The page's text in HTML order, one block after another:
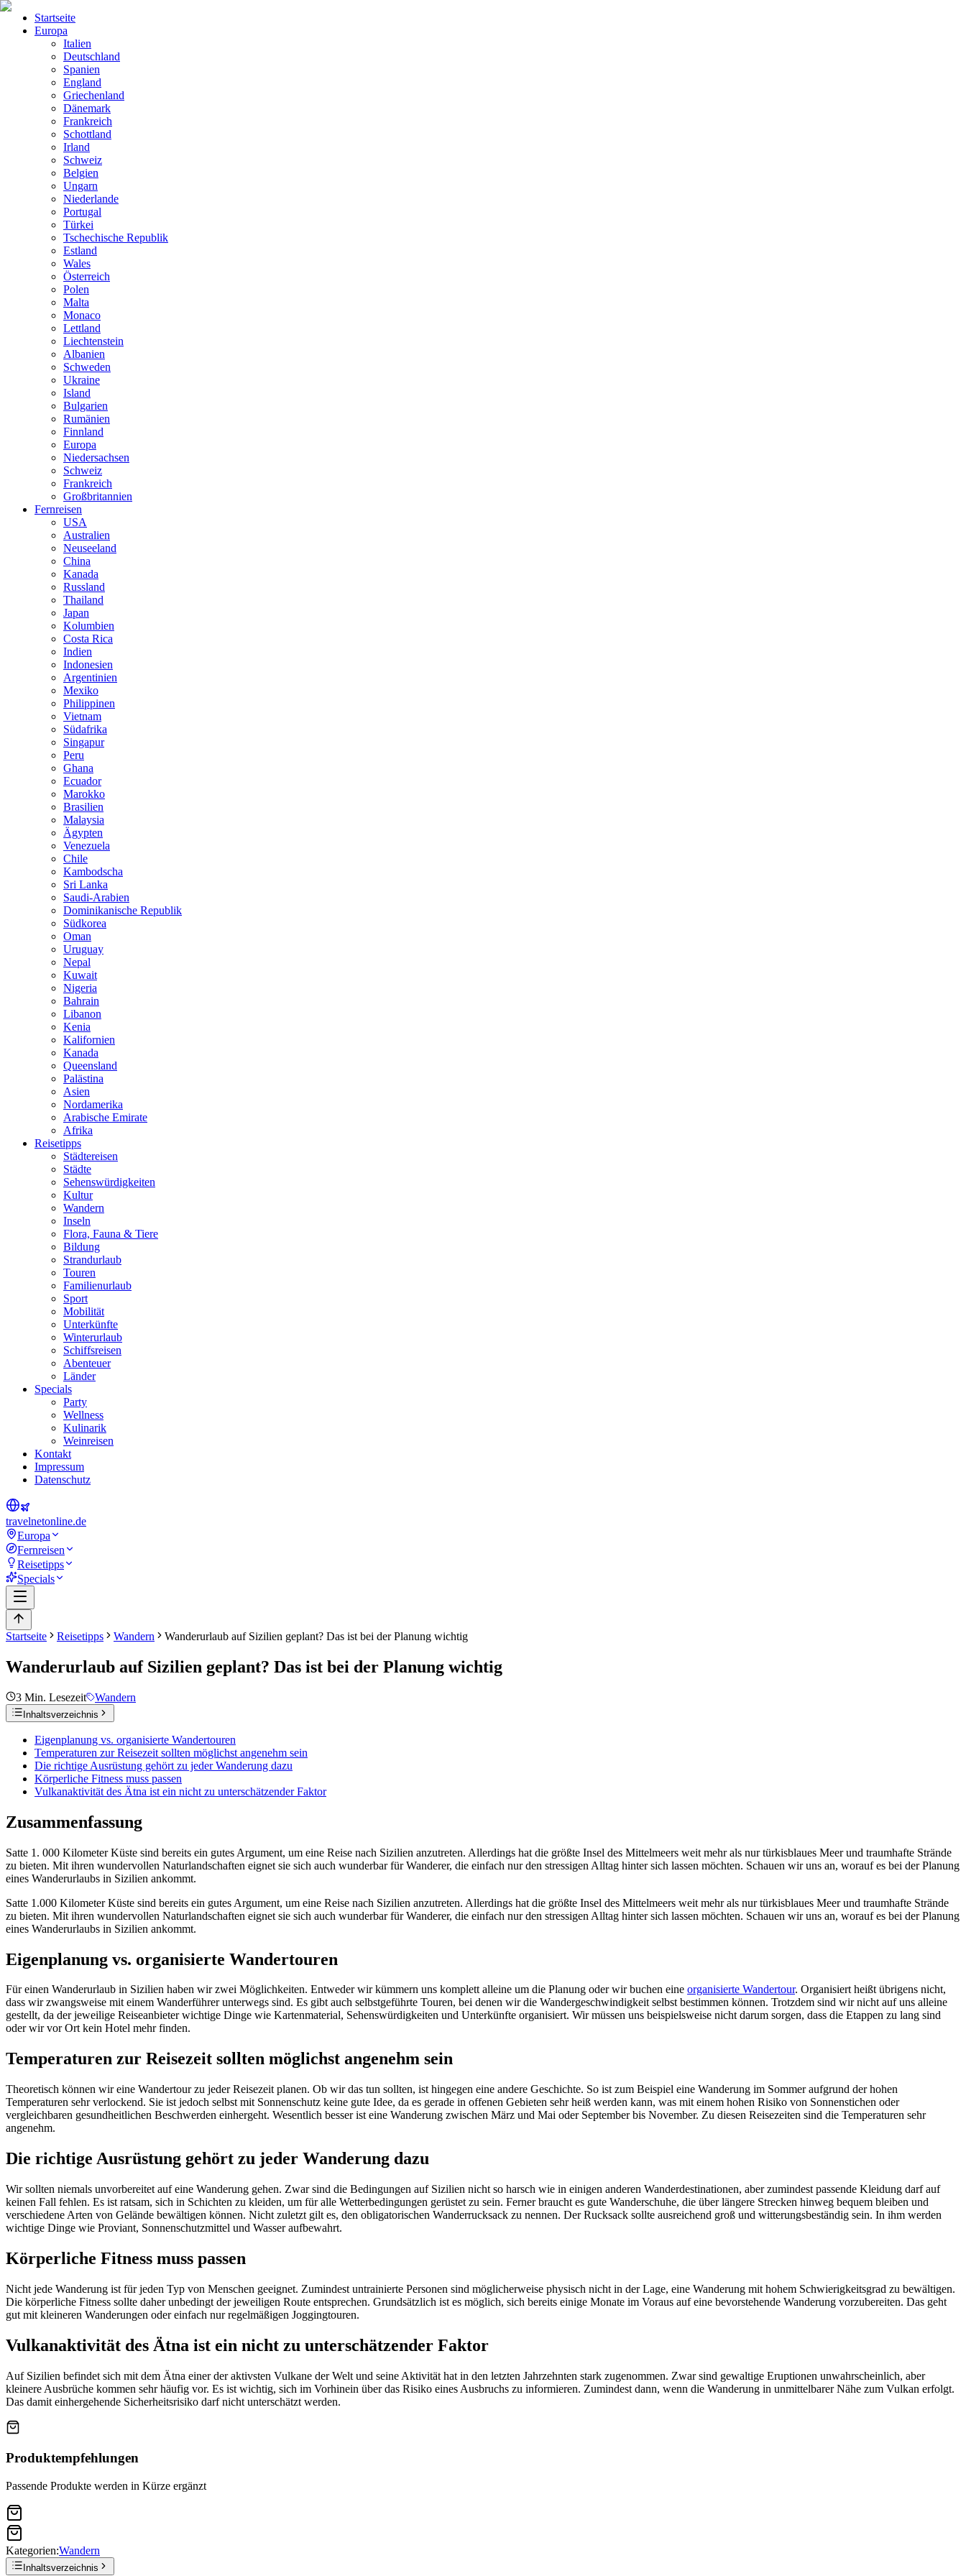
Startseite
Europa
Italien
Deutschland
Spanien
England
Griechenland
Dänemark
Frankreich
Schottland
Irland
Schweiz
Belgien
Ungarn
Niederlande
Portugal
Türkei
Tschechische Republik
Estland
Wales
Österreich
Polen
Malta
Monaco
Lettland
Liechtenstein
Albanien
Schweden
Ukraine
Island
Bulgarien
Rumänien
Finnland
Europa
Niedersachsen
Schweiz
Frankreich
Großbritannien
Fernreisen
USA
Australien
Neuseeland
China
Kanada
Russland
Thailand
Japan
Kolumbien
Costa Rica
Indien
Indonesien
Argentinien
Mexiko
Philippinen
Vietnam
Südafrika
Singapur
Peru
Ghana
Ecuador
Marokko
Brasilien
Malaysia
Ägypten
Venezuela
Chile
Kambodscha
Sri Lanka
Saudi-Arabien
Dominikanische Republik
Südkorea
Oman
Uruguay
Nepal
Kuwait
Nigeria
Bahrain
Libanon
Kenia
Kalifornien
Kanada
Queensland
Palästina
Asien
Nordamerika
Arabische Emirate
Afrika
Reisetipps
Städtereisen
Städte
Sehenswürdigkeiten
Kultur
Wandern
Inseln
Flora, Fauna & Tiere
Bildung
Strandurlaub
Touren
Familienurlaub
Sport
Mobilität
Unterkünfte
Winterurlaub
Schiffsreisen
Abenteuer
Länder
Specials
Party
Wellness
Kulinarik
Weinreisen
Kontakt
Impressum
Datenschutz
travelnetonline.de
Europa
Fernreisen
Reisetipps
Specials
Startseite Reisetipps Wandern Wanderurlaub auf Sizilien geplant? Das ist bei der Planung wichtig
Wanderurlaub auf Sizilien geplant? Das ist bei der Planung wichtig
3 Min. Lesezeit Wandern
Inhaltsverzeichnis
Eigenplanung vs. organisierte Wandertouren
Temperaturen zur Reisezeit sollten möglichst angenehm sein
Die richtige Ausrüstung gehört zu jeder Wanderung dazu
Körperliche Fitness muss passen
Vulkanaktivität des Ätna ist ein nicht zu unterschätzender Faktor
Zusammenfassung
Satte 1. 000 Kilometer Küste sind bereits ein gutes Argument, um eine Reise nach Sizilien anzutreten. Allerdings hat die größte Insel des Mittelmeers weit mehr als nur türkisblaues Meer und traumhafte Strände
zu bieten. Mit ihren wundervollen Naturlandschaften eignet sie sich auch wunderbar für Wanderer, die einfach nur den stressigen Alltag hinter sich lassen möchten. Schauen wir uns an, worauf es bei der Planung
eines Wanderurlaubs in Sizilien ankommt.
Satte 1.000 Kilometer Küste sind bereits ein gutes Argument, um eine Reise nach Sizilien anzutreten. Allerdings hat die größte Insel des Mittelmeers weit mehr als nur türkisblaues Meer und traumhafte Strände
zu bieten. Mit ihren wundervollen Naturlandschaften eignet sie sich auch wunderbar für Wanderer, die einfach nur den stressigen Alltag hinter sich lassen möchten. Schauen wir uns an, worauf es bei der Planung
eines Wanderurlaubs in Sizilien ankommt.
Eigenplanung vs. organisierte Wandertouren
Für einen Wanderurlaub in Sizilien haben wir zwei Möglichkeiten. Entweder wir kümmern uns komplett alleine um die Planung oder wir buchen eine organisierte Wandertour. Organisiert heißt übrigens nicht,
dass wir zwangsweise mit einem Wanderführer unterwegs sind. Es gibt auch selbstgeführte Touren, bei denen wir die Wandergeschwindigkeit selbst bestimmen können. Trotzdem sind wir nicht auf uns alleine
gestellt, da der jeweilige Reiseanbieter wichtige Dinge wie Kartenmaterial, Sehenswürdigkeiten und Unterkünfte organisiert. Wir müssen uns beispielsweise nicht darum sorgen, dass die Etappen zu lang sind
oder wir vor Ort kein Hotel mehr finden.
Temperaturen zur Reisezeit sollten möglichst angenehm sein
Theoretisch können wir eine Wandertour zu jeder Reisezeit planen. Ob wir das tun sollten, ist hingegen eine andere Geschichte. So ist zum Beispiel eine Wanderung im Sommer aufgrund der hohen
Temperaturen sehr verlockend. Sie ist jedoch selbst mit Sonnenschutz keine gute Idee, da es gerade in offenen Gebieten sehr heiß werden kann, was mit einem hohen Risiko von Sonnenstichen oder
vergleichbaren gesundheitlichen Beschwerden einhergeht. Wesentlich besser ist eine Wanderung zwischen März und Mai oder September bis November. Zu diesen Reisezeiten sind die Temperaturen sehr
angenehm.
Die richtige Ausrüstung gehört zu jeder Wanderung dazu
Wir sollten niemals unvorbereitet auf eine Wanderung gehen. Zwar sind die Bedingungen auf Sizilien nicht so harsch wie in einigen anderen Wanderdestinationen, aber zumindest passende Kleidung darf auf
keinen Fall fehlen. Es ist ratsam, sich in Schichten zu kleiden, um für alle Wetterbedingungen gerüstet zu sein. Ferner braucht es gute Wanderschuhe, die über längere Strecken hinweg bequem bleiben und
verschiedene Arten von Gelände bewältigen können. Nicht zuletzt gilt es, den obligatorischen Wanderrucksack zu nennen. Der Rucksack sollte ausreichend groß und witterungsbeständig sein. In ihm werden
wichtige Dinge wie Proviant, Sonnenschutzmittel und Wasser aufbewahrt.
Körperliche Fitness muss passen
Nicht jede Wanderung ist für jeden Typ von Menschen geeignet. Zumindest untrainierte Personen sind möglicherweise physisch nicht in der Lage, eine Wanderung mit hohem Schwierigkeitsgrad zu bewältigen.
Die körperliche Fitness sollte daher unbedingt der jeweiligen Route entsprechen. Grundsätzlich ist es möglich, sich bereits einige Monate im Voraus auf eine bevorstehende Wanderung vorzubereiten. Das geht
gut mit kleineren Wanderungen oder einfach nur regelmäßigen Joggingtouren.
Vulkanaktivität des Ätna ist ein nicht zu unterschätzender Faktor
Auf Sizilien befindet sich mit dem Ätna einer der aktivsten Vulkane der Welt und seine Aktivität hat in den letzten Jahrzehnten stark zugenommen. Zwar sind gewaltige Eruptionen unwahrscheinlich, aber
kleinere Ausbrüche kommen sehr häufig vor. Es ist wichtig, sich im Vorhinein über das Risiko eines Ausbruchs zu informieren. Zumindest dann, wenn die Wanderung in unmittelbarer Nähe zum Vulkan erfolgt.
Das damit einhergehende Sicherheitsrisiko darf nicht unterschätzt werden.
Produktempfehlungen
Passende Produkte werden in Kürze ergänzt
Kategorien:Wandern
Inhaltsverzeichnis